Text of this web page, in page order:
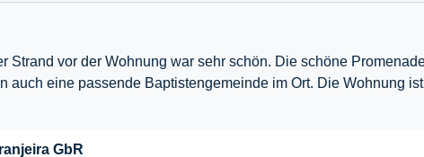
Strand vor der Wohnung war sehr schön. Die schöne
auch eine passende Baptistengemeinde im Ort. Die Wohnung
GbR